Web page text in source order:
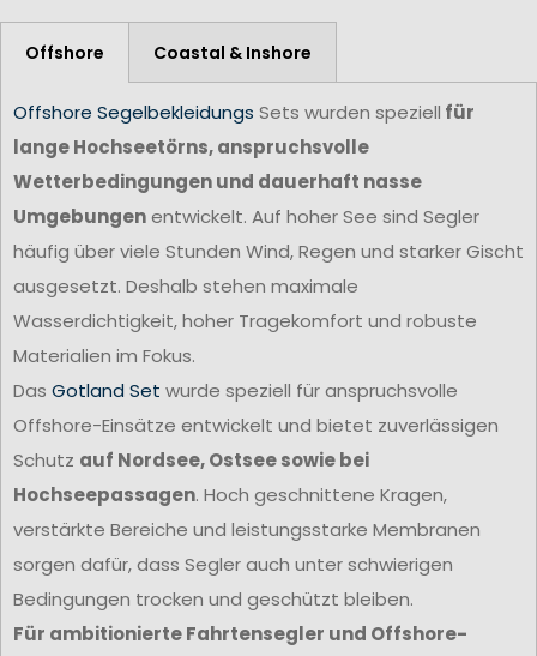
Offshore Coastal & Inshore
Offshore Segelbekleidungs Sets wurden speziell für
lange Hochseetörns, anspruchsvolle
Wetterbedingungen und dauerhaft nasse
Umgebungenentwickelt. Auf hoher See sind Segler
häufig über viele Stunden Wind, Regen und starker Gischt
ausgesetzt. Deshalb stehen maximale
Wasserdichtigkeit, hoher Tragekomfort und robuste
Materialien im Fokus.
Das Gotland Set wurde speziell für anspruchsvolle
Offshore-Einsätze entwickelt und bietet zuverlässigen
Schutz auf Nordsee, Ostsee sowie bei
Hochseepassagen. Hoch geschnittene Kragen,
verstärkte Bereiche und leistungsstarke Membranen
sorgen dafür, dass Segler auch unter schwierigen
Bedingungen trocken und geschützt bleiben.
Für ambitionierte Fahrtensegler und Offshore-